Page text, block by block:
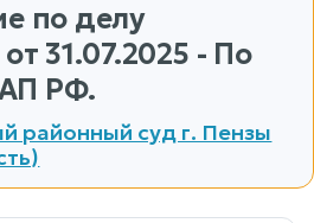
по делу
от 31.07.2025 - По
РФ.
районный суд г. Пензы